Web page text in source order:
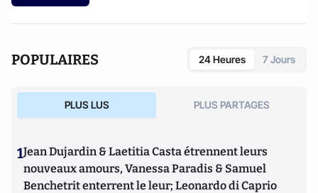
POPULAIRES 24 Heures 7 Jours
PLUS LUS PLUS PARTAGES
1Jean Dujardin & Laetitia Casta étrennent leurs
nouveaux amours, Vanessa Paradis & Samuel
Benchetrit enterrent le leur; Leonardo di Caprio